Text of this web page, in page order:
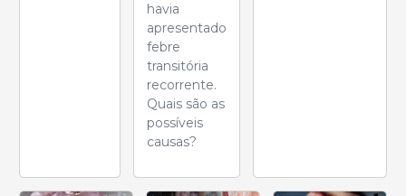
havia
apresentado
febre
transitória
recorrente.
Quais são as
possíveis
causas?